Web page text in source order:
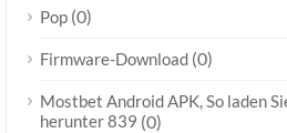
Pop (0)
Firmware-Download (0)
Mostbet Android APK, So laden
herunter 839 (0)